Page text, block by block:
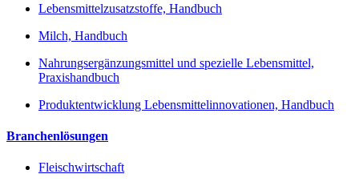
Lebensmittelzusatzstoffe, Handbuch
Milch, Handbuch
Nahrungsergänzungsmittel und spezielle Lebensmittel,
Praxishandbuch
Produktentwicklung Lebensmittelinnovationen, Handbuch
Branchenlösungen
Fleischwirtschaft